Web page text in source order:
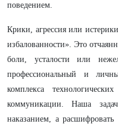
поведением.
Крики, агрессия или
избалованности». Это
боли, усталости или
профессиональный и
комплекса
коммуникации. Наша
наказанием, а